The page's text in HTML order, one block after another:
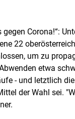
gegen Corona!“:
22
um zu
etwa
- und letztlich
der Wahl sei.